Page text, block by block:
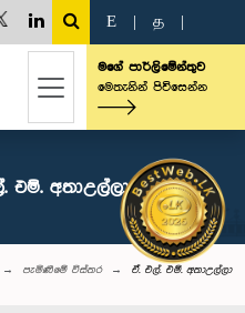
E த
මගේ පාර්ලිමේන්තුව
මෙතැනින් පිවිසෙන්න
අතාඋල්ලා මහතා,
පැමිණීමේ විස්තර ඒ. එල්. එම්. අතාඋල්ලා